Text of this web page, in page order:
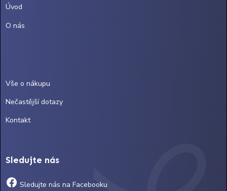
Úvod
O nás
Vše o nákupu
Nečastější dotazy
Kontakt
Sledujte nás
Sledujte nás na Facebooku